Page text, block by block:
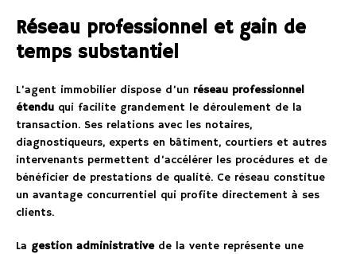
Réseau professionnel et gain de
temps substantiel
L’agent immobilier dispose d’un réseau professionnel
étendu qui facilite grandement le déroulement de la
transaction. Ses relations avec les notaires,
diagnostiqueurs, experts en bâtiment, courtiers et autres
intervenants permettent d’accélérer les procédures et de
bénéficier de prestations de qualité. Ce réseau constitue
un avantage concurrentiel qui profite directement à ses
clients.
La gestion administrativede la vente représente une